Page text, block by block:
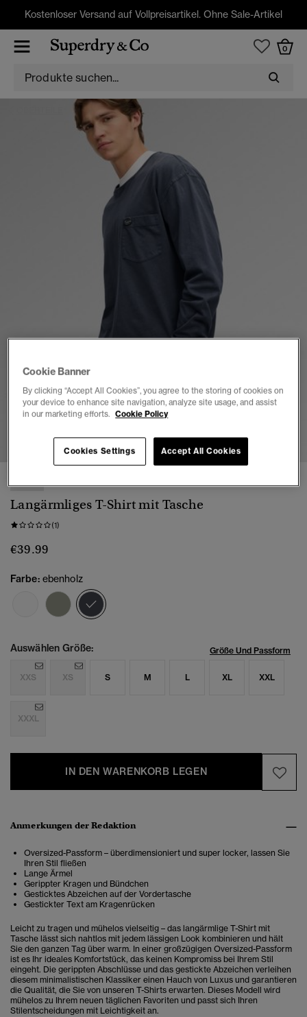
Kostenloser Versand auf Vollpreisartikel. Ohne Sale-Artikel
0
Langärmliges T-Shirt mit Tasche
(1)
€39.99
Farbe: ebenholz
Auswählen Größe: Größe Und Passform
XXS XS S M L XL XXL
XXXL
IN DEN WARENKORB LEGEN
Anmerkungen der Redaktion
Oversized-Passform – überdimensioniert und super locker, lassen Sie
Ihren Stil fließen
Lange Ärmel
Gerippter Kragen und Bündchen
Gesticktes Abzeichen auf der Vordertasche
Gestickter Text am Kragenrücken
Leicht zu tragen und mühelos vielseitig – das langärmlige T-Shirt mit
Tasche lässt sich nahtlos mit jedem lässigen Look kombinieren und hält
Sie den ganzen Tag über warm. In einer großzügigen Oversized-Passform
ist es Ihr ideales Komfortstück, das keinen Kompromiss bei Ihrem Stil
eingeht. Die gerippten Abschlüsse und das gestickte Abzeichen verleihen
diesem minimalistischen Klassiker einen Hauch von Luxus und garantieren
die Qualität, die Sie von unseren T-Shirts erwarten. Dieses Modell wird
mühelos zu Ihrem neuen täglichen Favoriten und passt sich Ihren
Stilentscheidungen mit Leichtigkeit an.
Cookie Banner
By clicking “Accept All Cookies”, you agree to the storing of cookies on
your device to enhance site navigation, analyze site usage, and assist
in our marketing efforts. Cookie Policy
Accept All Cookies
Cookies Settings